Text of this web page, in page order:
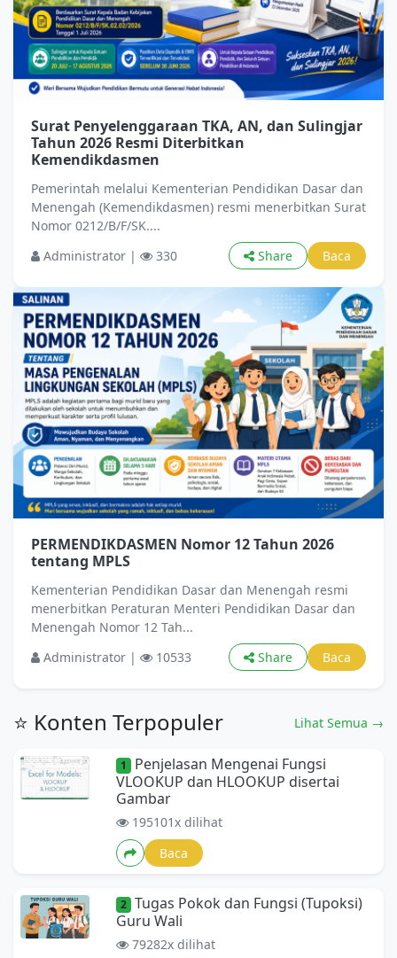
Surat Penyelenggaraan TKA, AN, dan Sulingjar
Tahun 2026 Resmi Diterbitkan
Kemendikdasmen
Pemerintah melalui Kementerian Pendidikan Dasar dan
Menengah (Kemendikdasmen) resmi menerbitkan Surat
Nomor 0212/B/F/SK....
Administrator |
330 Share Baca
PERMENDIKDASMEN Nomor 12 Tahun 2026
tentang MPLS
Kementerian Pendidikan Dasar dan Menengah resmi
menerbitkan Peraturan Menteri Pendidikan Dasar dan
Menengah Nomor 12 Tah...
Administrator |
10533 Share Baca
⭐ Konten Terpopuler Lihat Semua →
1
Penjelasan Mengenai Fungsi
VLOOKUP dan HLOOKUP disertai
Gambar
195101x dilihat
Baca
2 Tugas Pokok dan Fungsi (Tupoksi)
Guru Wali
79282x dilihat